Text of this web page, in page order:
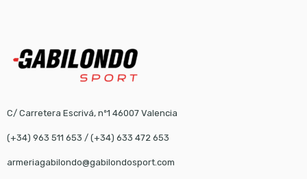
C/ Carretera Escrivá, nº1 46007 Valencia
(+34) 963 511 653 / (+34) 633 472 653
armeriagabilondo@gabilondosport.com